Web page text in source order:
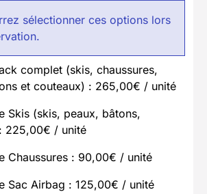
sélectionner ces options lors
complet (skis, chaussures,
et couteaux) : 265,00€ / unité
Skis (skis, peaux, bâtons,
225,00€ / unité
Chaussures : 90,00€ / unité
Sac Airbag : 125,00€ / unité